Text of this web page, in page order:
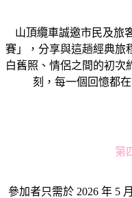
山頂纜車誠邀市民及旅
賽」，分享與這趟經典旅
白舊照、情侶之間的初次
刻，每一個回憶都
第
參加者只需於 2026 年 5